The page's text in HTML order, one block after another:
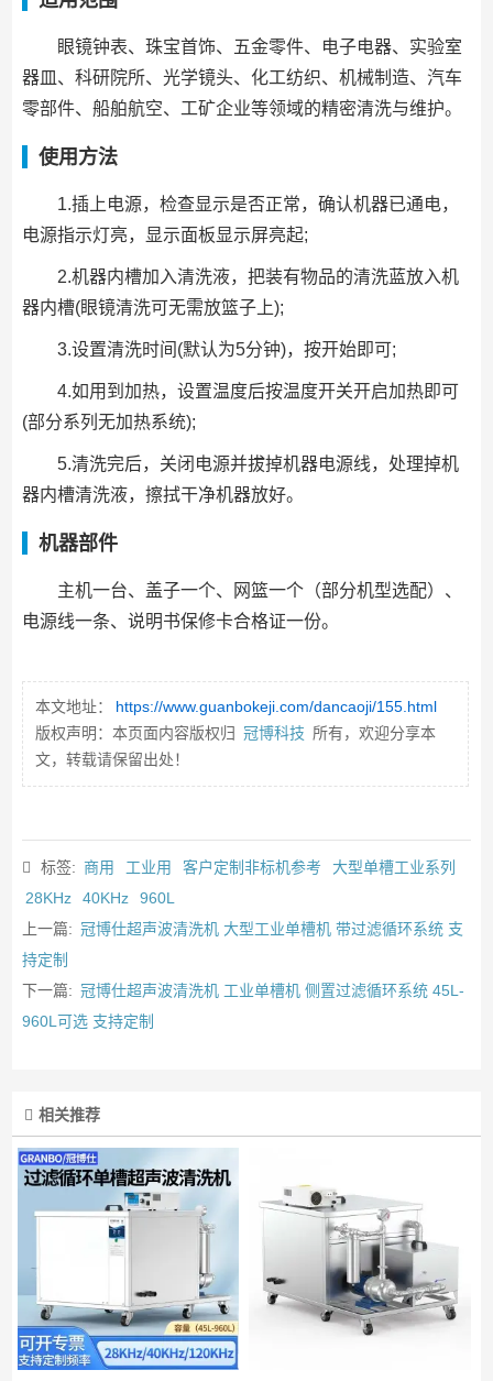
眼镜钟表、珠宝首饰、五金零件、电子电器、实验室
器皿、科研院所、光学镜头、化工纺织、机械制造、汽车
零部件、船舶航空、工矿企业等领域的精密清洗与维护。
使用方法
1.插上电源，检查显示是否正常，确认机器已通电，
电源指示灯亮，显示面板显示屏亮起;
2.机器内槽加入清洗液，把装有物品的清洗蓝放入机
器内槽(眼镜清洗可无需放篮子上);
3.设置清洗时间(默认为5分钟)，按开始即可;
4.如用到加热，设置温度后按温度开关开启加热即可
(部分系列无加热系统);
5.清洗完后，关闭电源并拔掉机器电源线，处理掉机
器内槽清洗液，擦拭干净机器放好。
机器部件
主机一台、盖子一个、网篮一个（部分机型选配）、
电源线一条、说明书保修卡合格证一份。
本文地址：
https://www.guanbokeji.com/dancaoji/155.html
版权声明：本页面内容版权归 冠博科技 所有，欢迎分享本
文，转载请保留出处！
标签: 商用 工业用 客户定制非标机参考
大型单槽工业系列
28KHz
40KHz
960L
上一篇: 冠博仕超声波清洗机 大型工业单槽机 带过滤循环系统 支
持定制
下一篇: 冠博仕超声波清洗机 工业单槽机 侧置过滤循环系统 45L-
960L可选 支持定制
相关推荐